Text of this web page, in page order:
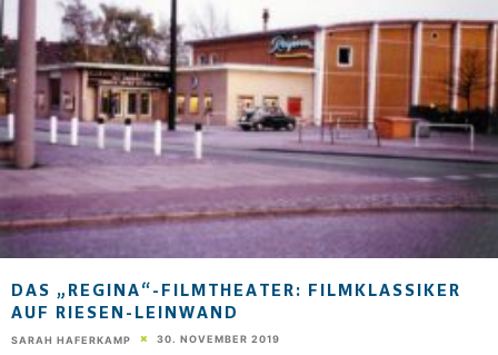
DAS „REGINA“-FILMTHEATER: FILMKLASSIKER
AUF RIESEN-LEINWAND
SARAH HAFERKAMP 30. NOVEMBER 2019